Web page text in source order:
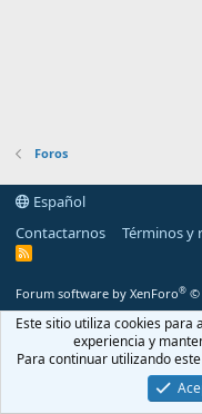
Foros
Español
Contactarnos
Términos y
R
Forum software by XenForo® ©
Este sitio utiliza cookies
experiencia y
Para continuar utilizando